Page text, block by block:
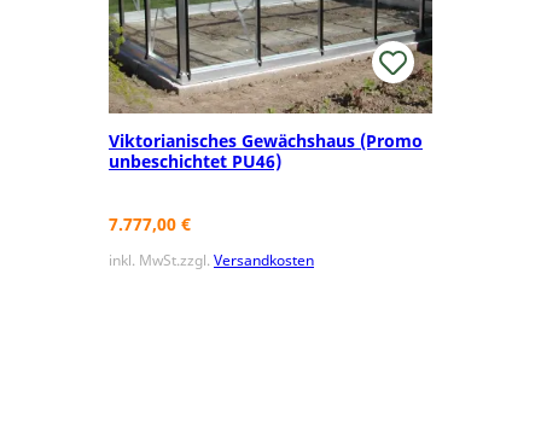
Viktorianisches Gewächshaus (Promo
unbeschichtet PU46)
7.777,00 €
inkl. MwSt.zzgl. Versandkosten